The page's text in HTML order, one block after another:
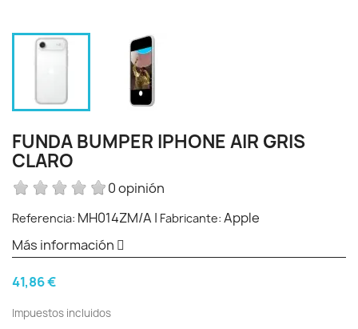
FUNDA BUMPER IPHONE AIR GRIS
CLARO
0 opinión
Referencia: MH014ZM/A | Fabricante: Apple
Más información
41,86 €
Impuestos incluidos